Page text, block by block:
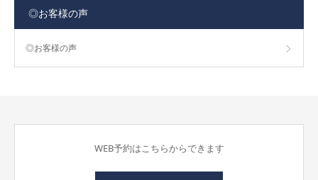
◎お客様の声
◎お客様の声
WEB予約はこちらからできます